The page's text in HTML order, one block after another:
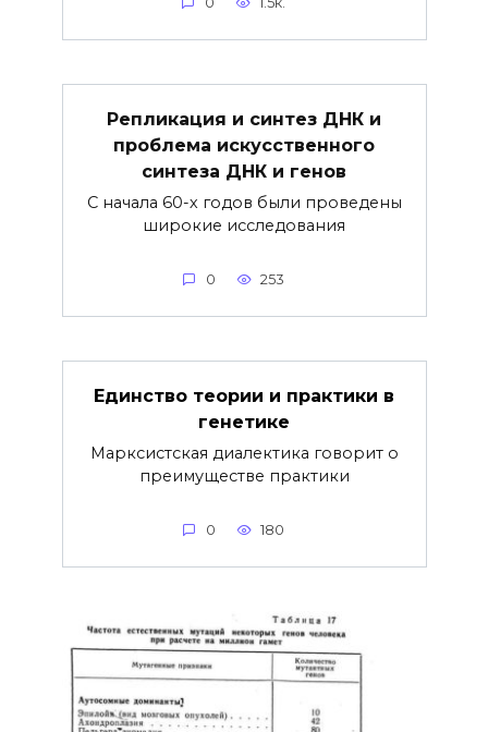
Репликация и синтез ДНК и
проблема искусственного
синтеза ДНК и генов
С начала 60-х годов были проведены
широкие исследования
0 253
Единство теории и практики в
генетике
Марксистская диалектика говорит о
преимуществе практики
0 180